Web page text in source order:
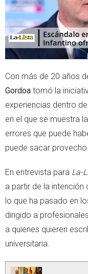
Con más de 20 años
Gordoa tomó la
experiencias dentro de
en el que se muestra
errores que puede
puede sacar
En entrevista para La-
a partir de la
lo que ha pasado en
dirigido a
a quienes quieren
universitaria.